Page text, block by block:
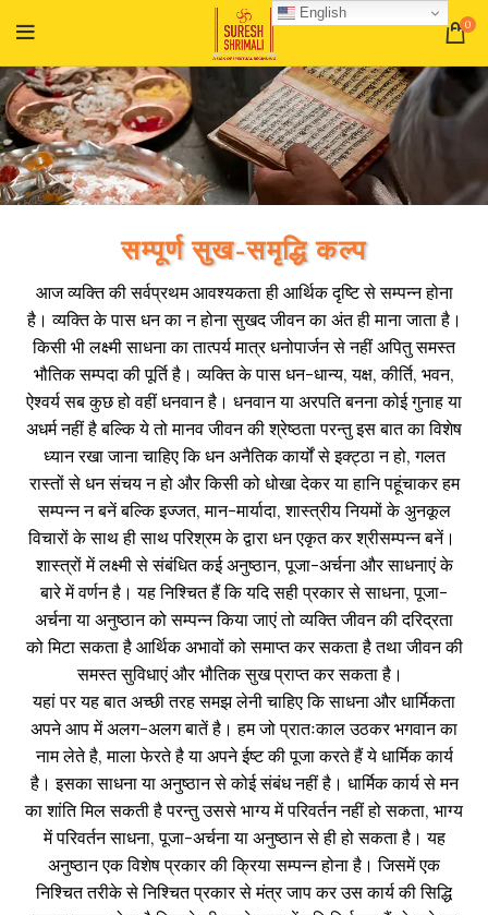
0
सम्पूर्ण सुख-समृद्धि कल्प
आज व्यक्ति की सर्वप्रथम आवश्यकता ही आर्थिक दृष्टि से सम्पन्न होना
है। व्यक्ति के पास धन का न होना सुखद जीवन का अंत ही माना जाता है।
किसी भी लक्ष्मी साधना का तात्पर्य मात्र धनोपार्जन से नहीं अपितु समस्त
भौतिक सम्पदा की पूर्ति है। व्यक्ति के पास धन-धान्य, यक्ष, कीर्ति, भवन,
ऐश्वर्य सब कुछ हो वहीं धनवान है। धनवान या अरपति बनना कोई गुनाह या
अधर्म नहीं है बल्कि ये तो मानव जीवन की श्रेष्ठता परन्तु इस बात का विशेष
ध्यान रखा जाना चाहिए कि धन अनैतिक कार्यों से इक्ट्ठा न हो, गलत
रास्तों से धन संचय न हो और किसी को धोखा देकर या हानि पहूंचाकर हम
सम्पन्न न बनें बल्कि इज्जत, मान-मार्यादा, शास्त्रीय नियमों के अुनकूल
विचारों के साथ ही साथ परिश्रम के द्वारा धन एकृत कर श्रीसम्पन्न बनें।
शास्त्रों में लक्ष्मी से संबंधित कई अनुष्ठान, पूजा-अर्चना और साधनाएं के
बारे में वर्णन है। यह निश्चित हैं कि यदि सही प्रकार से साधना, पूजा-
अर्चना या अनुष्ठान को सम्पन्न किया जाएं तो व्यक्ति जीवन की दरिद्रता
को मिटा सकता है आर्थिक अभावों को समाप्त कर सकता है तथा जीवन की
समस्त सुविधाएं और भौतिक सुख प्राप्त कर सकता है।
यहां पर यह बात अच्छी तरह समझ लेनी चाहिए कि साधना और धार्मिकता
अपने आप में अलग-अलग बातें है। हम जो प्रातःकाल उठकर भगवान का
नाम लेते है, माला फेरते है या अपने ईष्ट की पूजा करते हैं ये धार्मिक कार्य
है। इसका साधना या अनुष्ठान से कोई संबंध नहीं है। धार्मिक कार्य से मन
का शांति मिल सकती है परन्तु उससे भाग्य में परिवर्तन नहीं हो सकता, भाग्य
में परिवर्तन साधना, पूजा-अर्चना या अनुष्ठान से ही हो सकता है। यह
अनुष्ठान एक विशेष प्रकार की क्रिया सम्पन्न होना है। जिसमें एक
निश्चित तरीके से निश्चित प्रकार से मंत्र जाप कर उस कार्य की सिद्धि
English